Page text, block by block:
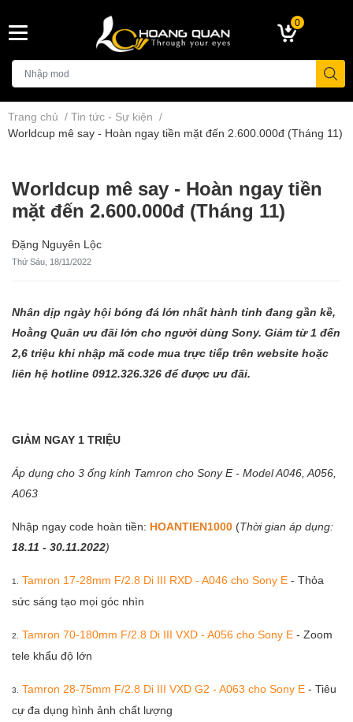
0
Trang chủ / Tin tức - Sự kiện /
Worldcup mê say - Hoàn ngay tiền mặt đến 2.600.000đ (Tháng 11)
Worldcup mê say - Hoàn ngay tiền
mặt đến 2.600.000đ (Tháng 11)
Đặng Nguyên Lộc
Thứ Sáu, 18/11/2022
Nhân dịp ngày hội bóng đá lớn nhất hành tinh đang gần kề,
Hoằng Quân ưu đãi lớn cho người dùng Sony. Giảm từ 1 đến
2,6 triệu khi nhập mã code mua trực tiếp trên website hoặc
liên hệ hotline 0912.326.326 để được ưu đãi.
GIẢM NGAY 1 TRIỆU
Áp dụng cho 3 ống kính Tamron cho Sony E - Model A046, A056,
A063
Nhập ngay code hoàn tiền: HOANTIEN1000 (Thời gian áp dụng:
18.11 - 30.11.2022)
1. Tamron 17-28mm F/2.8 Di III RXD - A046 cho Sony E - Thỏa
sức sáng tạo mọi góc nhìn
2. Tamron 70-180mm F/2.8 Di III VXD - A056 cho Sony E - Zoom
tele khẩu độ lớn
3. Tamron 28-75mm F/2.8 Di III VXD G2 - A063 cho Sony E - Tiêu
cự đa dụng hình ảnh chất lượng